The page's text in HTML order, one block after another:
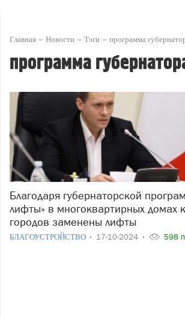
Главная Новости Тэги программа
программа
Благодаря губернаторской программе «Новые
лифты» в многоквартирных домах
городов заменены лифты
БЛАГОУСТРОЙСТВО 17-10-2024 598